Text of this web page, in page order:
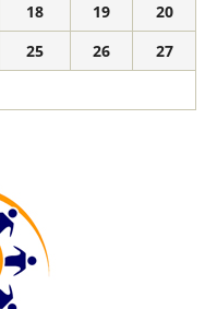
18 19
20
25 26
27